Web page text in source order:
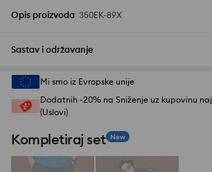
Opis proizvoda 350EK-89X
Sastav i održavanje
Mi smo iz Evropske unije
Dodatnih -20% na Sniženje uz kupovinu
(Uslovi)
Kompletiraj set New